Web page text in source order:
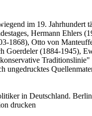
im 19. Jahrhundert
Hermann Ehlers
1868), Otto von
(1884-1945),
Traditionslinie"
ungedrucktes
in Deutschland.
drucken